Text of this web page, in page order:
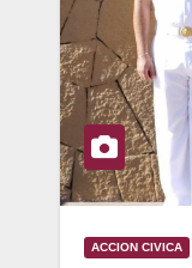
ACCION CIVICA